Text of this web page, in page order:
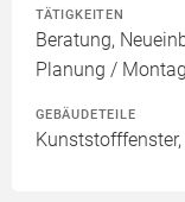
TÄTIGKEITEN
Beratung,
Planung /
GEBÄUDETEILE